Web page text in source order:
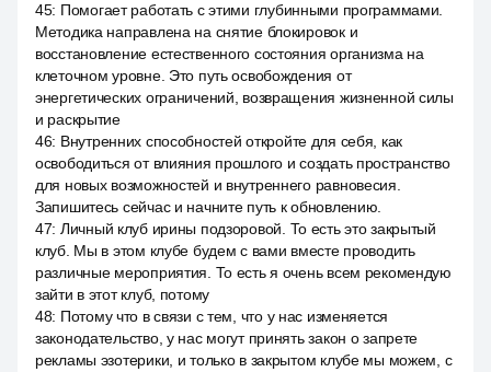
45: Помогает работать с этими глубинными программами.
Методика направлена на снятие блокировок и
восстановление естественного состояния организма на
клеточном уровне. Это путь освобождения от
энергетических ограничений, возвращения жизненной силы
и раскрытие
46: Внутренних способностей откройте для себя, как
освободиться от влияния прошлого и создать пространство
для новых возможностей и внутреннего равновесия.
Запишитесь сейчас и начните путь к обновлению.
47: Личный клуб ирины подзоровой. То есть это закрытый
клуб. Мы в этом клубе будем с вами вместе проводить
различные мероприятия. То есть я очень всем рекомендую
зайти в этот клуб, потому
48: Потому что в связи с тем, что у нас изменяется
законодательство, у нас могут принять закон о запрете
рекламы эзотерики, и только в закрытом клубе мы можем, с